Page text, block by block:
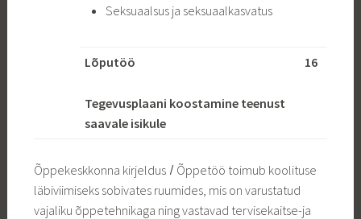
Seksuaalsus ja seksuaalkasvatus
Lõputöö
Tegevusplaani koostamine teenust
saavale isikule
16
Õppekeskkonna kirjeldus ̸ Õppetöö toimub koolituse
läbiviimiseks sobivates ruumides, mis on varustatud
vajaliku õppetehnikaga ning vastavad tervisekaitse-ja